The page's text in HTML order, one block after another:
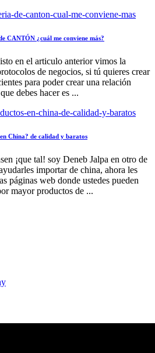
CANTÓN ¿cuál me conviene más?
en el articulo anterior vimos la
de negocios, si tú quieres crear
para poder crear una relación
debes hacer es ...
China? de calidad y baratos
¡que tal! soy Deneb Jalpa en otro de
importar de china, ahora les
páginas web donde ustedes pueden
mayor productos de ...